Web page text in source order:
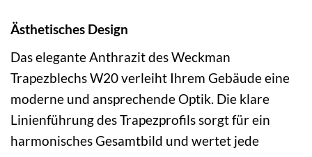
Ästhetisches Design
Das elegante Anthrazit des Weckman
Trapezblechs W20 verleiht Ihrem Gebäude eine
moderne und ansprechende Optik. Die klare
Linienführung des Trapezprofils sorgt für ein
harmonisches Gesamtbild und wertet jede